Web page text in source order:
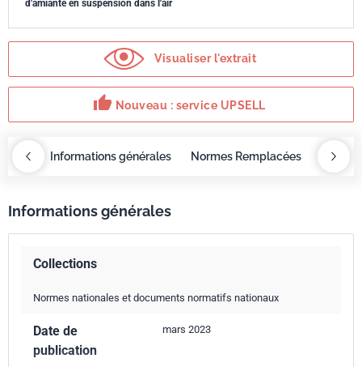
d'amiante en suspension dans l'air
Visualiser l'extrait
thumb_up Nouveau : service UPSELL
Informations générales Normes Remplacées
Informations générales
Collections
Normes nationales et documents normatifs nationaux
Date de
publication
mars 2023